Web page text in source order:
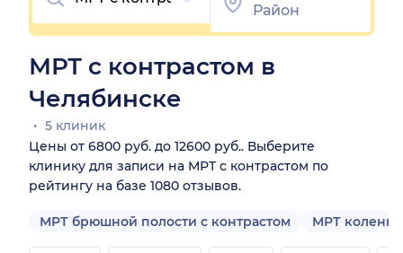
МРТ с контрастом в
Челябинске
5 клиник
Цены от 6800 руб. до 12600 руб.. Выберите
клинику для записи на МРТ с контрастом по
рейтингу на базе 1080 отзывов.
МРТ брюшной полости с контрастом МРТ